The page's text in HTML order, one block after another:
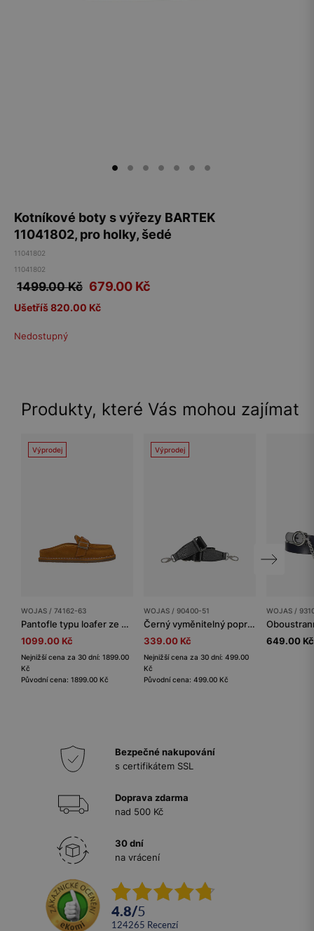
Kotníkové boty s výřezy BARTEK
11041802, pro holky, šedé
11041802
11041802
1499.00 Kč 679.00 Kč
Ušetříš 820.00 Kč
Nedostupný
Produkty, které Vás mohou zajímat
Výprodej
WOJAS / 74162-63
Pantofle typu loafer ze semišové štípenky
1099.00 Kč
Nejnižší cena za 30 dní: 1899.00
Kč
Původní cena: 1899.00 Kč
Výprodej
WOJAS / 90400-51
Černý vyměnitelný popruh na kabelku
339.00 Kč
Nejnižší cena za 30 dní: 499.00
Kč
Původní cena: 499.00 Kč
WOJAS /
649.00 Kč
Bezpečné nakupování
s certifikátem SSL
Doprava zdarma
nad 500 Kč
30 dní
na vrácení
4.8/5
124265 recenzí